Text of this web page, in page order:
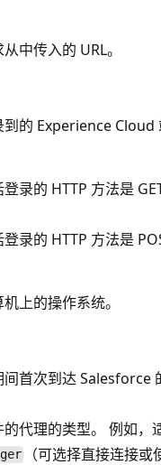
中传入的 URL。
的 Experience Cloud
录的 HTTP 方法是
录的 HTTP 方法是
上的操作系统。
首次到达 Salesforce
的代理的类型。 例如
（可选择直接连接